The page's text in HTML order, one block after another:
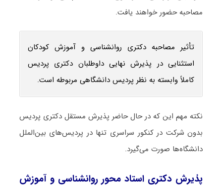
مصاحبه حضور خواهند یافت.
تأثیر مصاحبه دکتری روانشناسی و آموزش کودکان
استثنایی در پذیرش نهایی داوطلبان دکتری پردیس
کاملاً وابسته به نظر پردیس دانشگاهی مربوطه است.
نکته مهم این که در حال حاضر پذیرش مستقل دکتری پردیس
بدون شرکت در کنکور سراسری تنها در پردیس‌های بین‌الملل
دانشگاه‌ها صورت می‌گیرد.
پذیرش دکتری استاد محور روانشناسی و آموزش